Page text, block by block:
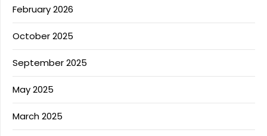
February 2026
October 2025
September 2025
May 2025
March 2025